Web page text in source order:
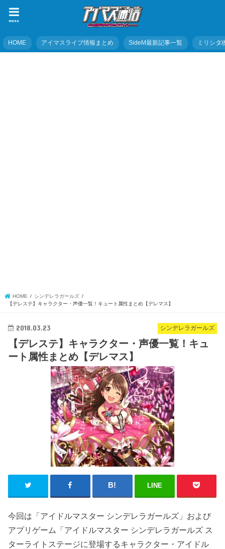
menu
HOME アイマスライブ情報まとめ SideM最新記事一覧 ミリシタ
HOME
シンデレラガールズ
【デレステ】キャラクター・声優一覧！キュート属性まとめ【デレマス】
シンデレラガールズ
2018.03.23
【デレステ】キャラクター・声優一覧！キュ
ート属性まとめ【デレマス】
LINE
今回は「アイドルマスター シンデレラガールズ」および
アプリゲーム「アイドルマスター シンデレラガールズ ス
ターライトステージに登場するキャラクター・アイドル